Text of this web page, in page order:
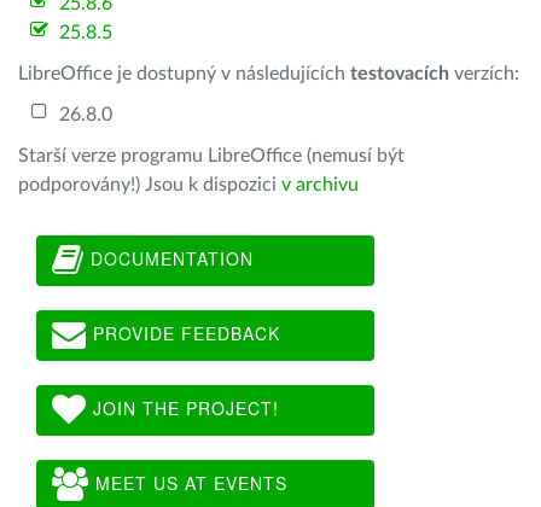
25.8.5
LibreOffice je dostupný v následujících testovacích verzích:
26.8.0
Starší verze programu LibreOffice (nemusí být
podporovány!) Jsou k dispozici v archivu
DOCUMENTATION
PROVIDE FEEDBACK
JOIN THE PROJECT!
MEET US AT EVENTS